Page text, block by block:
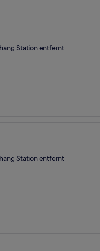
Station entfernt
Station entfernt